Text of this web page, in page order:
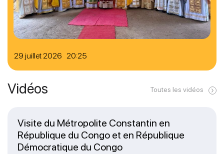
29 juillet 2026 20:25
Vidéos Toutes les vidéos
Visite du Métropolite Constantin en
République du Congo et en République
Démocratique du Congo